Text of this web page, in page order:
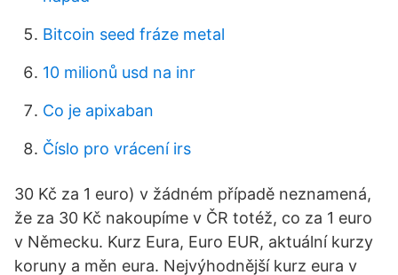
Bitcoin seed fráze metal
10 milionů usd na inr
Co je apixaban
Číslo pro vrácení irs
30 Kč za 1 euro) v žádném případě neznamená,
že za 30 Kč nakoupíme v ČR totéž, co za 1 euro
v Německu. Kurz Eura, Euro EUR, aktuální kurzy
koruny a měn eura. Nejvýhodnější kurz eura v